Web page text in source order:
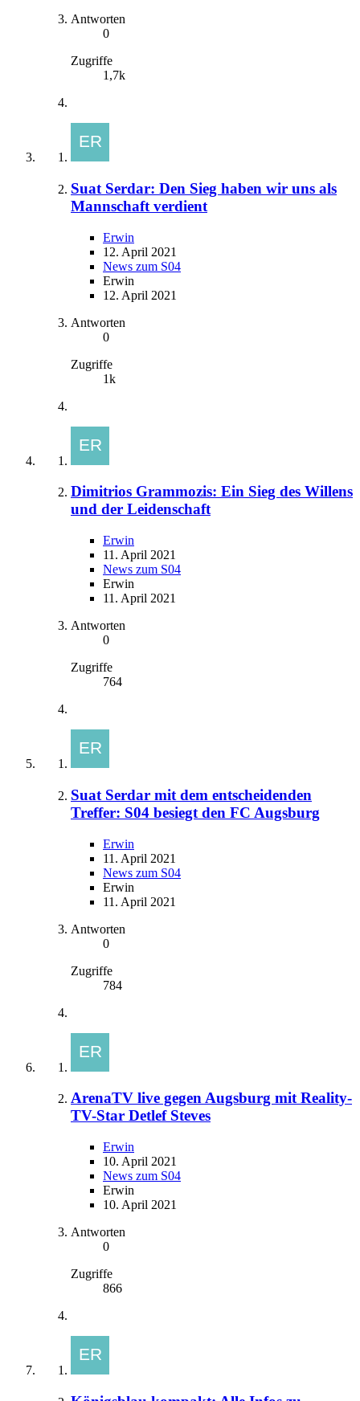
Antworten
0
Zugriffe
1,7k
Suat Serdar: Den Sieg haben wir uns als
Mannschaft verdient
Erwin
12. April 2021
News zum S04
Erwin
12. April 2021
Antworten
0
Zugriffe
1k
Dimitrios Grammozis: Ein Sieg des Willens
und der Leidenschaft
Erwin
11. April 2021
News zum S04
Erwin
11. April 2021
Antworten
0
Zugriffe
764
Suat Serdar mit dem entscheidenden
Treffer: S04 besiegt den FC Augsburg
Erwin
11. April 2021
News zum S04
Erwin
11. April 2021
Antworten
0
Zugriffe
784
ArenaTV live gegen Augsburg mit Reality-
TV-Star Detlef Steves
Erwin
10. April 2021
News zum S04
Erwin
10. April 2021
Antworten
0
Zugriffe
866